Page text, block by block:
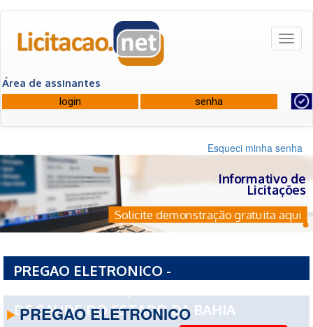
Área de assinantes
Esqueci minha senha
Informativo de
Licitações
Solicite demonstração gratuita aqui
PREGAO ELETRONICO -
DE SAUDE DO ESTADO DA BAHIA
PREGAO ELETRONICO